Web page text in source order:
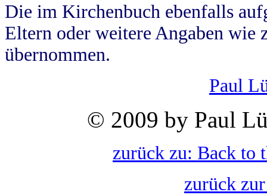
Die im Kirchenbuch ebenfalls
Eltern oder weitere Angaben wie
übernommen.
Paul
© 2009 by Paul
zurück zu: Back to
zurück